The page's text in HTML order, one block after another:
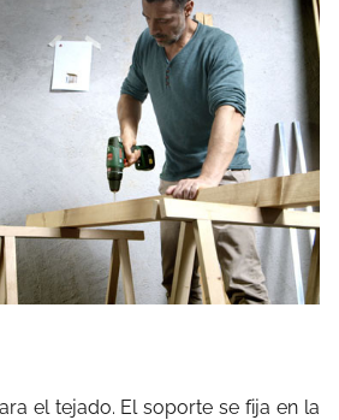
el tejado. El soporte se fija en la